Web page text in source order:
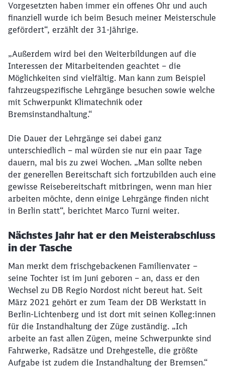
Vorgesetzten haben immer ein offenes Ohr und auch
finanziell wurde ich beim Besuch meiner Meisterschule
gefördert“, erzählt der 31-Jährige.
„Außerdem wird bei den Weiterbildungen auf die
Interessen der Mitarbeitenden geachtet – die
Möglichkeiten sind vielfältig. Man kann zum Beispiel
fahrzeugspezifische Lehrgänge besuchen sowie welche
mit Schwerpunkt Klimatechnik oder
Bremsinstandhaltung.“
Die Dauer der Lehrgänge sei dabei ganz
unterschiedlich – mal würden sie nur ein paar Tage
dauern, mal bis zu zwei Wochen. „Man sollte neben
der generellen Bereitschaft sich fortzubilden auch eine
gewisse Reisebereitschaft mitbringen, wenn man hier
arbeiten möchte, denn einige Lehrgänge finden nicht
in Berlin statt“, berichtet Marco Turni weiter.
Nächstes Jahr hat er den Meisterabschluss
in der Tasche
Man merkt dem frischgebackenen Familienvater –
seine Tochter ist im Juni geboren – an, dass er den
Wechsel zu DB Regio Nordost nicht bereut hat. Seit
März 2021 gehört er zum Team der DB Werkstatt in
Berlin-Lichtenberg und ist dort mit seinen Kolleg:innen
für die Instandhaltung der Züge zuständig. „Ich
arbeite an fast allen Zügen, meine Schwerpunkte sind
Fahrwerke, Radsätze und Drehgestelle, die größte
Aufgabe ist zudem die Instandhaltung der Bremsen.“